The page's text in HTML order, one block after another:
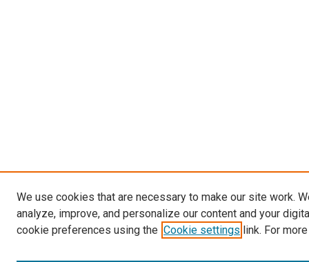
We use cookies that are necessary to make our site work.
analyze, improve, and personalize our content and your
cookie preferences using the Cookie settings link. For